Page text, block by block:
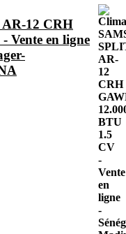
12 CRH
Vente en ligne